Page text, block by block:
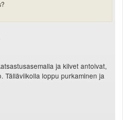
ja kilvet antoivat,
Tälläviikolla loppu purkaminen ja